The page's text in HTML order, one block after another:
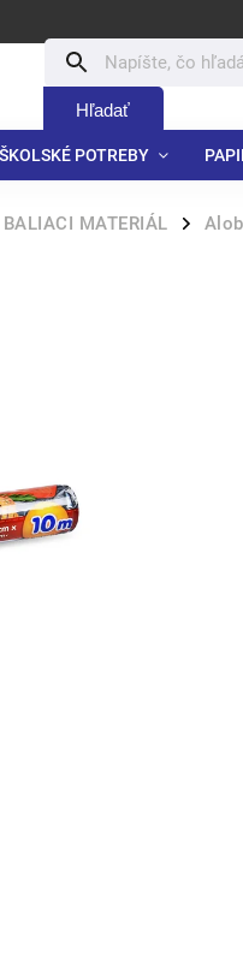
Hľadať
ŠKOLSKÉ POTREBY
BALIACI MATERIÁL /